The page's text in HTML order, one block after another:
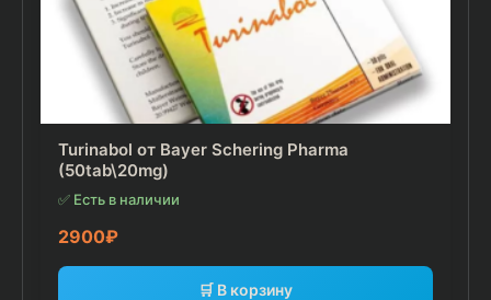
Turinabol от Bayer Schering Pharma
(50tab\20mg)
✅ Есть в наличии
2900₽
🛒 В корзину